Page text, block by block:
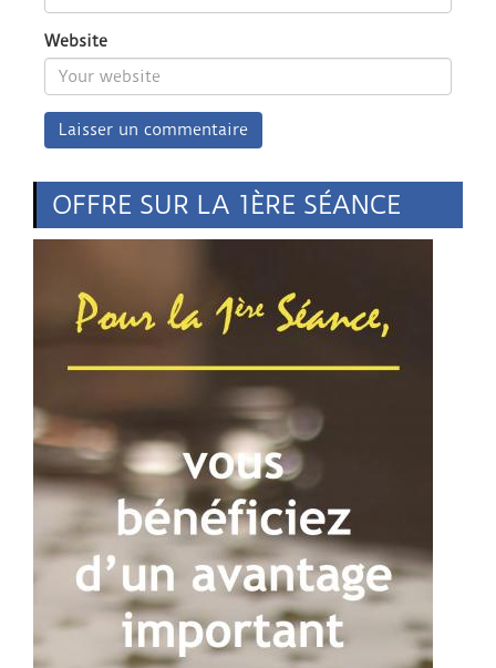
Website
OFFRE SUR LA 1ÈRE SÉANCE